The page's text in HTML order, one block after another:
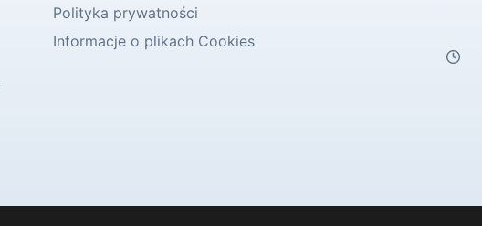
Polityka prywatności
Informacje o plikach Cookies